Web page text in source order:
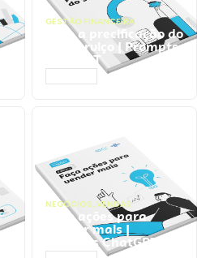
GESTÃO FINANCEIRA
Faça a precificação do
seu serviço | Prompts
ChatGPT
NEGÓCIOS, VENDAS
Faça ações para
vender mais |
Prompts ChatGPT